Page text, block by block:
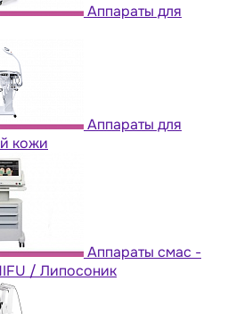
Аппараты для
Аппараты для
кожи
Аппараты cмас -
/ Липосоник